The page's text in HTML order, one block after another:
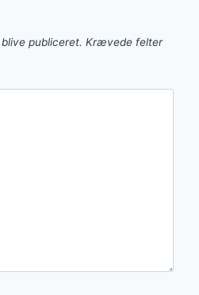
publiceret. Krævede felter